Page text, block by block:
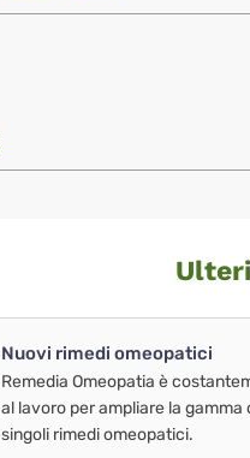
Nuovi rimedi omeopatici
Remedia Omeopatia è
al lavoro per ampliare la gamma
singoli rimedi omeopatici.